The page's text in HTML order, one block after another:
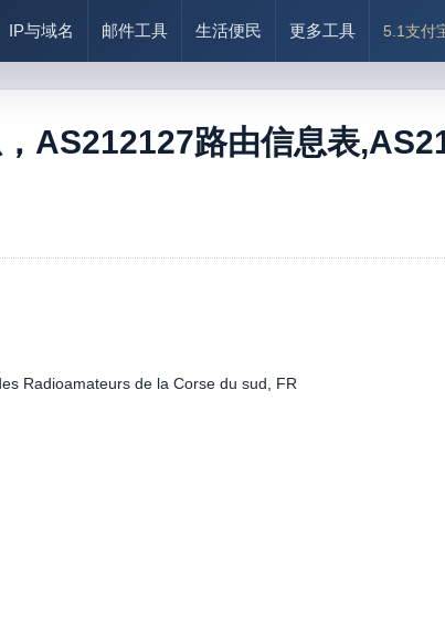
IP与域名 邮件工具 生活便民 更多工具 5.1支付
AS212127路由信息表
Radioamateurs de la Corse du sud, FR